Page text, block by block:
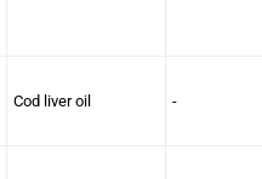
Cod liver oil -